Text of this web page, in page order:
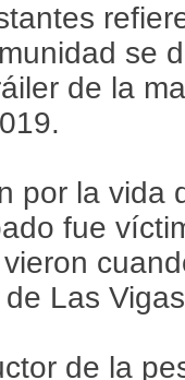
se
de la
por la vida
fue
Las
de la